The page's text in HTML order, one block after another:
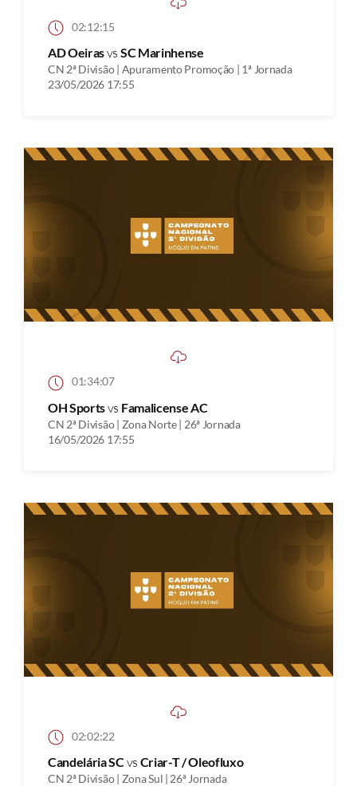
02:12:15
AD Oeirasvs SC Marinhense
CN 2ª Divisão | Apuramento Promoção | 1ª Jornada
23/05/2026 17:55
01:34:07
OH Sportsvs Famalicense AC
CN 2ª Divisão | Zona Norte | 26ª Jornada
16/05/2026 17:55
02:02:22
Candelária SCvs Criar-T / Oleofluxo
CN 2ª Divisão | Zona Sul | 26ª Jornada